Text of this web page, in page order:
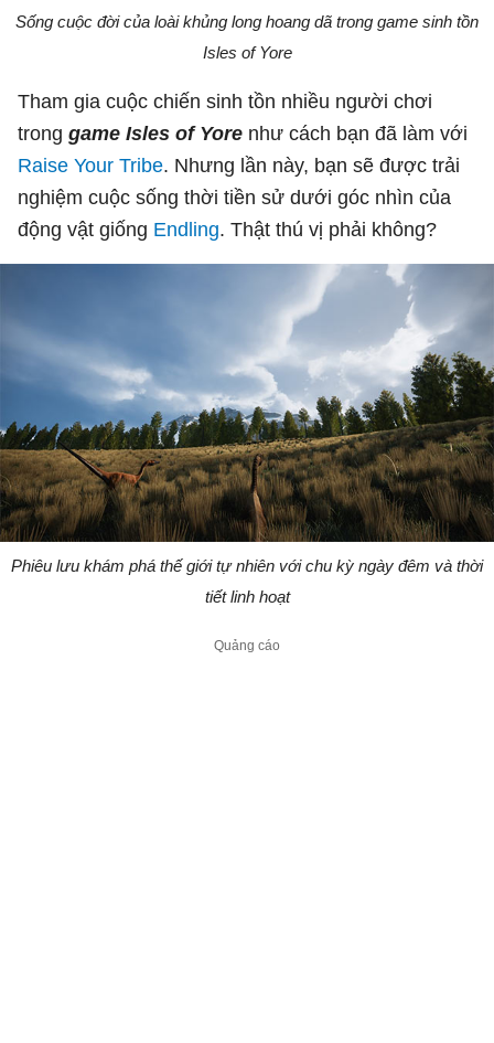
Sống cuộc đời của loài khủng long hoang dã trong game sinh tồn
Isles of Yore
Tham gia cuộc chiến sinh tồn nhiều người chơi
trong game Isles of Yore như cách bạn đã làm với
Raise Your Tribe. Nhưng lần này, bạn sẽ được trải
nghiệm cuộc sống thời tiền sử dưới góc nhìn của
động vật giống Endling. Thật thú vị phải không?
Phiêu lưu khám phá thế giới tự nhiên với chu kỳ ngày đêm và thời
tiết linh hoạt